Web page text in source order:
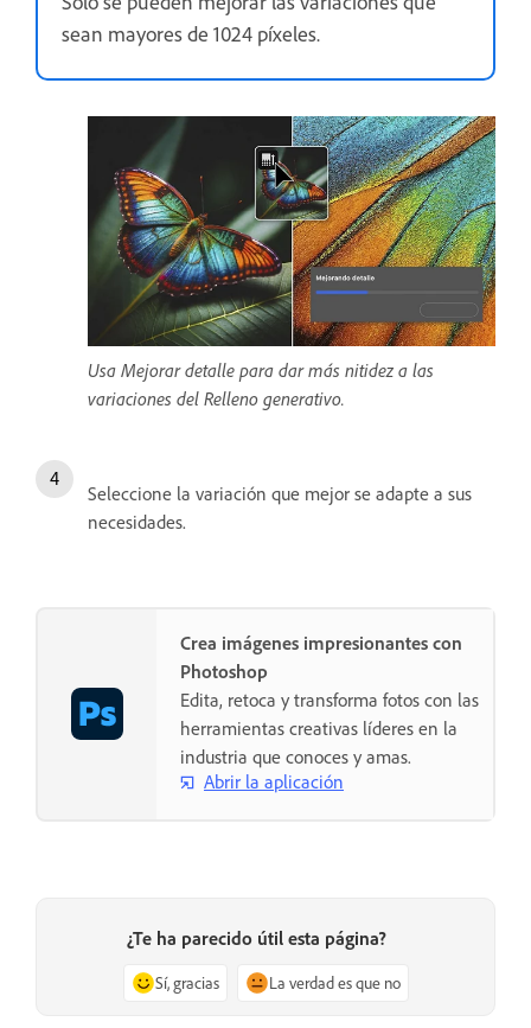
sean mayores de 1024 píxeles.
Usa Mejorar detalle para dar más nitidez a las
variaciones del Relleno generativo.
Seleccione la variación que mejor se adapte a sus
necesidades.
Crea imágenes impresionantes con
Photoshop
Edita, retoca y transforma fotos con las
herramientas creativas líderes en la
industria que conoces y amas.
Abrir la aplicación
¿Te ha parecido útil esta página?
Sí, gracias La verdad es que no